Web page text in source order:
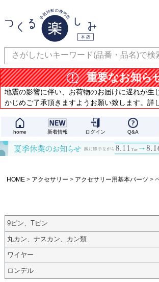
重要なお知ら
地震の影響に伴い、お荷物のお届けに遅れが生
かじめご了承頂きますようお願い致します。詳
home 新着情報 ログイン Q&A
HOME アクセサリー アクセサリー用基本パーツ
9ピン、Tピン
丸カン、ナスカン、カン類
ワイヤー
ロンデル